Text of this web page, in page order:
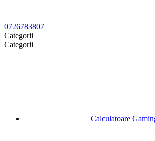
0726783807
Categorii
Categorii
Calculatoare